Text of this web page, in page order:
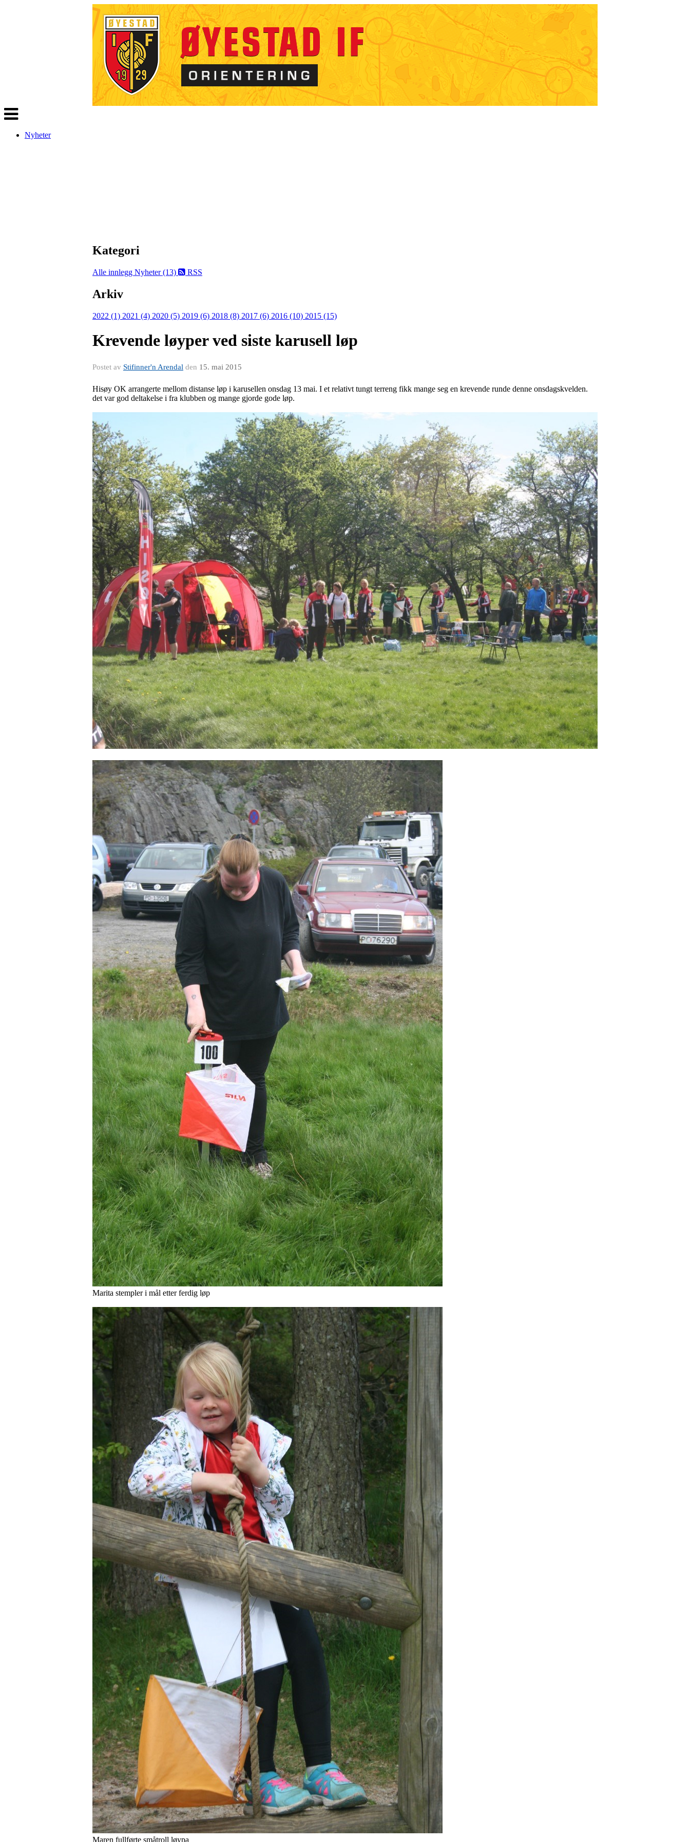
Veksle
navigasjon
Nyheter
Kategori
Alle innlegg Nyheter (13) RSS
Arkiv
2022 (1) 2021 (4) 2020 (5) 2019 (6) 2018 (8) 2017 (6) 2016 (10) 2015 (15)
Krevende løyper ved siste karusell løp
Postet av Stifinner'n Arendal den 15. mai 2015
Hisøy OK arrangerte mellom distanse løp i karusellen onsdag 13 mai. I et relativt tungt terreng fikk mange seg en krevende runde denne onsdagskvelden.
det var god deltakelse i fra klubben og mange gjorde gode løp.
Marita stempler i mål etter ferdig løp
Maren fullførte småtroll løypa